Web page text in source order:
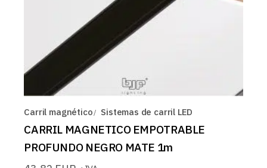
Carril magnético Sistemas de carril LED
CARRIL MAGNETICO EMPOTRABLE
PROFUNDO NEGRO MATE 1m